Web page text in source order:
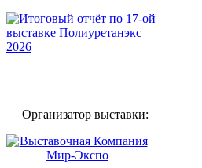
Организатор выставки: